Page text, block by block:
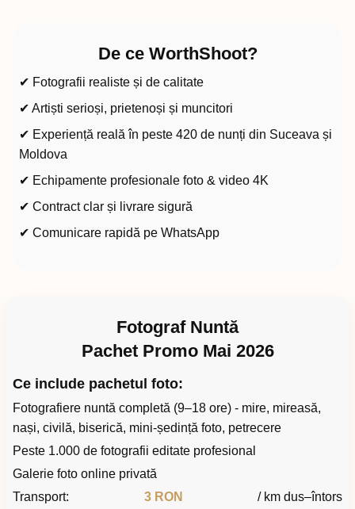
De ce WorthShoot?
✔ Fotografii realiste și de calitate
✔ Artiști serioși, prietenoși și muncitori
✔ Experiență reală în peste 420 de nunți din Suceava și
Moldova
✔ Echipamente profesionale foto & video 4K
✔ Contract clar și livrare sigură
✔ Comunicare rapidă pe WhatsApp
Fotograf Nuntă
Pachet Promo Mai 2026
Ce include pachetul foto:
Fotografiere nuntă completă (9–18 ore) - mire, mireasă,
nași, civilă, biserică, mini-ședință foto, petrecere
Peste 1.000 de fotografii editate profesional
Galerie foto online privată
Transport:
3 RON / km dus–întors